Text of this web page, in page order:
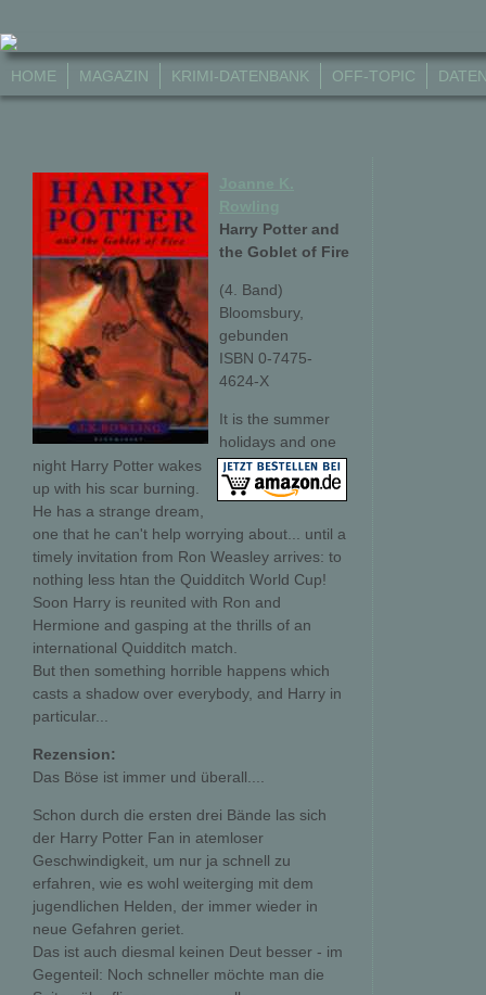
HOME MAGAZIN KRIMI-DATENBANK OFF-TOPIC
Joanne K.
Harry Potter and
the Goblet of Fire
(4. Band)
Bloomsbury,
gebunden
ISBN 0-7475-
4624-X
It is the summer
holidays and one
night Harry Potter wakes
up with his scar burning.
He has a strange dream,
one that he can't help worrying about... until a
timely invitation from Ron Weasley arrives: to
nothing less htan the Quidditch World Cup!
Soon Harry is reunited with Ron and
Hermione and gasping at the thrills of an
international Quidditch match.
But then something horrible happens which
casts a shadow over everybody, and Harry in
particular...
Rezension:
Das Böse ist immer und überall....
Schon durch die ersten drei Bände las sich
der Harry Potter Fan in atemloser
Geschwindigkeit, um nur ja schnell zu
erfahren, wie es wohl weiterging mit dem
jugendlichen Helden, der immer wieder in
neue Gefahren geriet.
Das ist auch diesmal keinen Deut besser - im
Gegenteil: Noch schneller möchte man die